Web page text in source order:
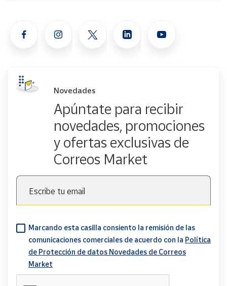
Novedades
Apúntate para recibir
novedades, promociones
y ofertas exclusivas de
Correos Market
Escribe tu email
Marcando esta casilla consiento la remisión de las
comunicaciones comerciales de acuerdo con la Política
de Protección de datos Novedades de Correos
Market